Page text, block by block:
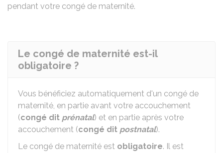
pendant votre congé de maternité.
Le congé de maternité est-il
obligatoire ?
Vous bénéficiez automatiquement d'un congé de
maternité, en partie avant votre accouchement
(congé dit prénatal) et en partie après votre
accouchement (congé dit postnatal).
Le congé de maternité est obligatoire. Il est